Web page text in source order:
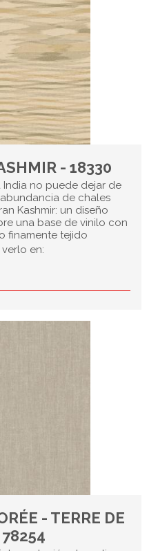
- 18330
India no puede dejar de
de chales
Kashmir: un diseño
una base de vinilo con
finamente tejido
verlo en:
- TERRE DE